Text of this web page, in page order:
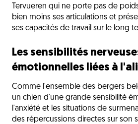
Tervueren qui ne porte pas de
bien moins ses articulations et
ses capacités de travail sur le long
Les sensibilités
émotionnelles liées à
Comme l'ensemble des bergers
un chien d'une grande sensibilité
l'anxiété et les situations de
des répercussions directes sur son